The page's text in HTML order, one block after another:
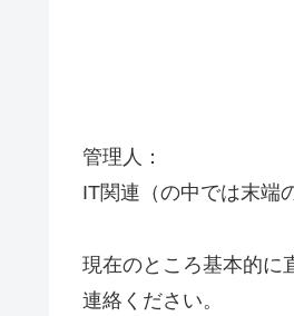
管理人：
IT関連（の中では末端
現在のところ基本的に
連絡ください。